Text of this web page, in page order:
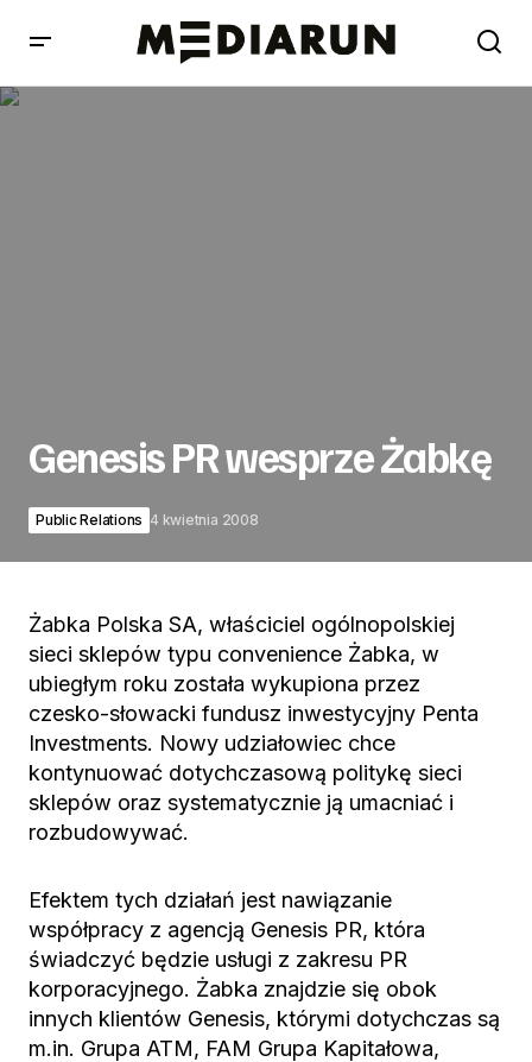
Genesis PR wesprze Żabkę
Public Relations 4 kwietnia 2008
Żabka Polska SA, właściciel ogólnopolskiej
sieci sklepów typu convenience Żabka, w
ubiegłym roku została wykupiona przez
czesko-słowacki fundusz inwestycyjny Penta
Investments. Nowy udziałowiec chce
kontynuować dotychczasową politykę sieci
sklepów oraz systematycznie ją umacniać i
rozbudowywać.
Efektem tych działań jest nawiązanie
współpracy z agencją Genesis PR, która
świadczyć będzie usługi z zakresu PR
korporacyjnego. Żabka znajdzie się obok
innych klientów Genesis, którymi dotychczas są
m.in. Grupa ATM, FAM Grupa Kapitałowa,